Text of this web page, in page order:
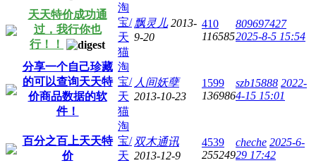
天天特价成功通
过，我行你也
行！！
淘
宝/
天
猫
飘灵儿 2013-
9-20
410
116585
809697427
2025-8-5 15:54
分享一个自己珍藏
的可以查询天天特
价商品数据的软
件！
淘
宝/
天
猫
人间妖孽
2013-10-23
1599
136986
szb15888 2022-
4-15 15:01
百分之百上天天特
价
淘
宝/
天
双木通讯
2013-12-9
4539
255249
cheche 2025-6-
29 17:42